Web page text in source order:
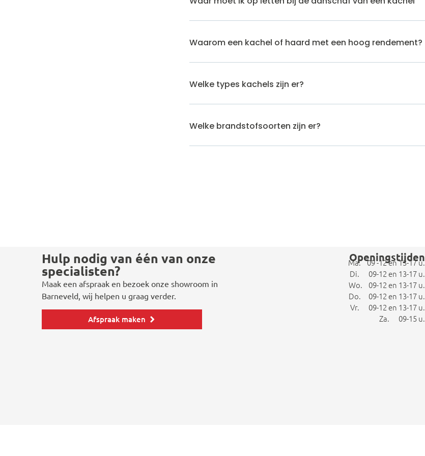
Waarom een kachel of haard met een hoog rendement?
Welke types kachels zijn er?
Welke brandstofsoorten zijn er?
Hulp nodig van één van onze
specialisten?
Maak een afspraak en bezoek onze showroom in
Barneveld, wij helpen u graag verder.
Afspraak maken
Openingstijden
Ma. 09 -12 en 13-17 u.
Di. 09-12 en 13-17 u.
Wo. 09-12 en 13-17 u.
Do. 09-12 en 13-17 u.
Vr. 09-12 en 13-17 u.
Za. 09-15 u.